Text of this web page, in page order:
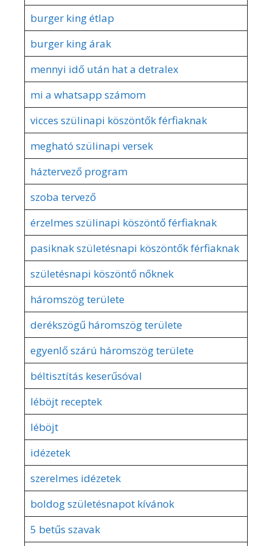
burger king étlap
burger king árak
mennyi idő után hat a detralex
mi a whatsapp számom
vicces szülinapi köszöntők férfiaknak
megható szülinapi versek
háztervező program
szoba tervező
érzelmes szülinapi köszöntő férfiaknak
pasiknak születésnapi köszöntők férfiaknak
születésnapi köszöntő nőknek
háromszög területe
derékszögű háromszög területe
egyenlő szárú háromszög területe
béltisztítás keserűsóval
léböjt receptek
léböjt
idézetek
szerelmes idézetek
boldog születésnapot kívánok
5 betűs szavak